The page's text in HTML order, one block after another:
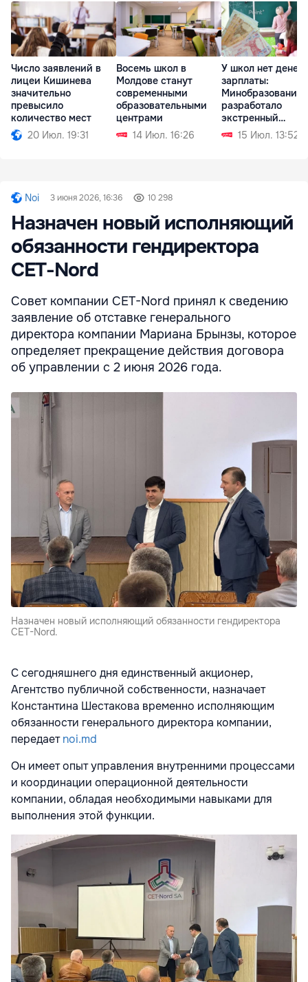
Число заявлений в
лицеи Кишинева
значительно
превысило
количество мест
20 Июл. 19:31
Восемь школ в
Молдове станут
современными
образовательными
центрами
14 Июл. 16:26
У школ нет денег
зарплаты:
Минобразования
разработало
экстренный
механизм
15 Июл. 13:52
Noi 3 июня 2026, 16:36 10 298
Назначен новый исполняющий
обязанности гендиректора
CET-Nord
Совет компании CET-Nord принял к сведению
заявление об отставке генерального
директора компании Мариана Брынзы, которое
определяет прекращение действия договора
об управлении с 2 июня 2026 года.
Назначен новый исполняющий обязанности гендиректора
CET-Nord.
С сегодняшнего дня единственный акционер,
Агентство публичной собственности, назначает
Константина Шестакова временно исполняющим
обязанности генерального директора компании,
передаетnoi.md
Он имеет опыт управления внутренними процессами
и координации операционной деятельности
компании, обладая необходимыми навыками для
выполнения этой функции.